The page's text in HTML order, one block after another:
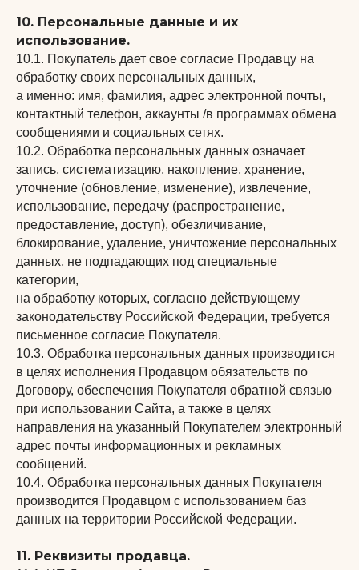
10. Персональные данные и их
использование.
10.1. Покупатель дает свое согласие Продавцу на
обработку своих персональных данных,
а именно: имя, фамилия, адрес электронной почты,
контактный телефон, аккаунты /в программах обмена
сообщениями и социальных сетях.
10.2. Обработка персональных данных означает
запись, систематизацию, накопление, хранение,
уточнение (обновление, изменение), извлечение,
использование, передачу (распространение,
предоставление, доступ), обезличивание,
блокирование, удаление, уничтожение персональных
данных, не подпадающих под специальные
категории,
на обработку которых, согласно действующему
законодательству Российской Федерации, требуется
письменное согласие Покупателя.
10.3. Обработка персональных данных производится
в целях исполнения Продавцом обязательств по
Договору, обеспечения Покупателя обратной связью
при использовании Сайта, а также в целях
направления на указанный Покупателем электронный
адрес почты информационных и рекламных
сообщений.
10.4. Обработка персональных данных Покупателя
производится Продавцом с использованием баз
данных на территории Российской Федерации.
11. Реквизиты продавца.